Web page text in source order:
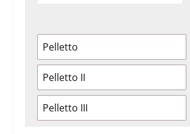
Pelletto
Pelletto II
Pelletto III